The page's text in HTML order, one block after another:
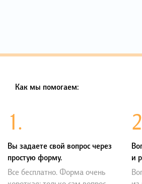
Как мы помогаем:
1.
Вы задаете свой вопрос через
простую форму.
Все бесплатно. Форма очень
и